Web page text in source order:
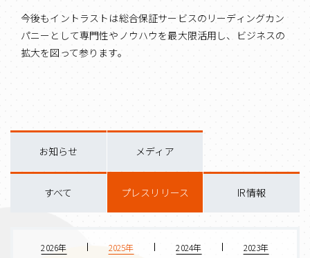
今後もイントラストは総合保証サービスのリーディングカン
パニーとして専門性やノウハウを最大限活用し、ビジネスの
拡大を図って参ります。
すべて プレスリリース IR情報
お知らせ メディア
2026年 2025年 2024年
2023年